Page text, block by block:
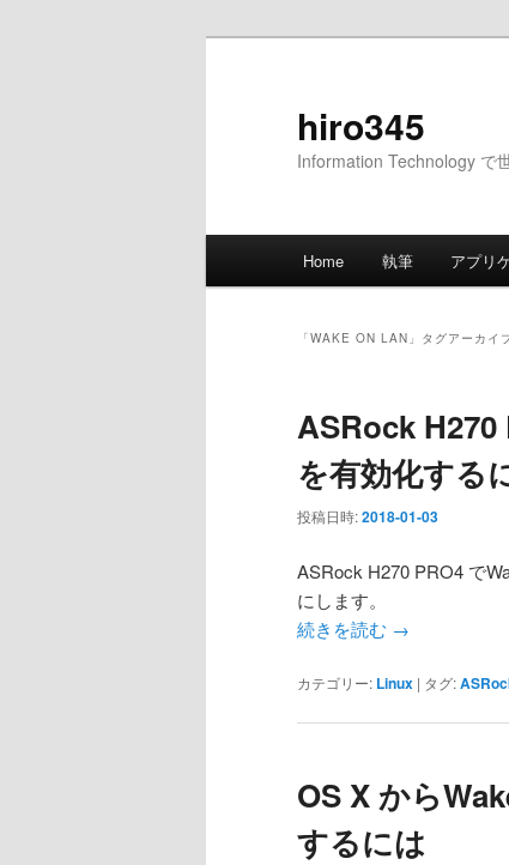
hiro345
Information Technology で
Home 執筆 アプリ
「WAKE ON LAN 」タグアーカイ
ASRock H270
を有効化する
投稿日時:2018-01-03
ASRock H270 PRO4 で
にします。
続きを読む →
カテゴリー: Linux | タグ:
OS X から
するには